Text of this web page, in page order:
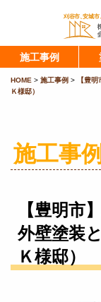
施工事例
HOME > 施工事例 >
【豊
Ｋ様邸）
施工事例
【豊明市
外壁塗装
Ｋ様邸）